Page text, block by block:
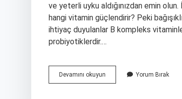
ve yeterli uyku aldığınızdan emin
hangi vitamin güçlendirir? Peki
ihtiyaç duyulanlar B kompleks
probiyotiklerdir.…
Devamını okuyun Bağışıklık
Sistemi
Yorum Bırak